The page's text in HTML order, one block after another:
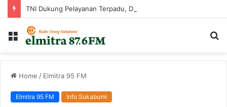
Menu
Home / Elmitra 95 FM
Elmitra 95 FM Info Sukabumi